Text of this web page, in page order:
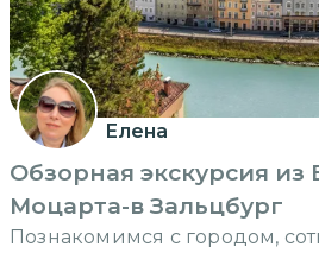
Елена
Обзорная экскурсия
Моцарта-в Зальцбург
Познакомимся с городом,